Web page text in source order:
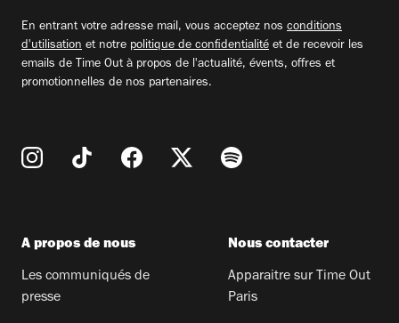
En entrant votre adresse mail, vous acceptez nos conditions
d'utilisation et notre politique de confidentialité et de recevoir les
emails de Time Out à propos de l'actualité, évents, offres et
promotionnelles de nos partenaires.
A propos de nous
Les communiqués de
presse
Nous contacter
Apparaitre sur Time Out
Paris